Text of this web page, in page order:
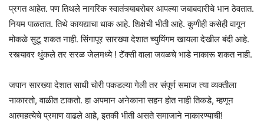
प्रगत आहेत. पण तिथले नागरिक स्वातंत्र्याबरोबर आपल्या जबाबदारीचे भान ठेवतात.
नियम पाळतात. तिथे कायद्याचा धाक आहे. शिक्षेची भीती आहे. कुणीही कसेही वागून
मोकळे सुटू शकत नाही. सिंगापूर सारख्या देशात च्युयिंगम खायला देखील बंदी आहे.
रस्त्यावर थुंकले तर सरळ जेलमध्ये ! टॅक्सी वाला जवळचे भाडे नाकारू शकत नाही.
जपान सारख्या देशात साधी चोरी पकडल्या गेली तर संपूर्ण समाज त्या व्यक्तीला
नाकारतो, वाळीत टाकतो. हा अपमान अनेकाना सहन होत नाही तिकडे, म्हणून
आत्महत्येचे प्रमाण वाढले आहे, इतकी भीती असते समाजाने नाकारण्याची!